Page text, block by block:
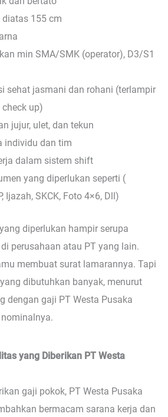
155 cm
min SMA/SMK (operator), D3/S1
sehat jasmani dan rohani (terlampir
up)
jujur, ulet, dan tekun
individu dan tim
dalam sistem shift
yang diperlukan seperti (
Ijazah, SKCK, Foto 4×6, Dll)
diperlukan hampir serupa
perusahaan atau PT yang lain.
membuat surat lamarannya. Tapi
dibutuhkan banyak, menurut
dengan gaji PT Westa Pusaka
yang Diberikan PT Westa
gaji pokok, PT Westa Pusaka
bermacam sarana kerja dan